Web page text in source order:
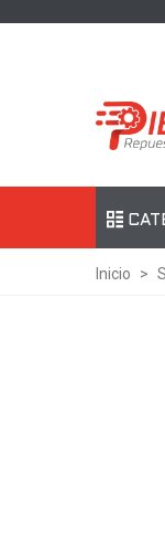
Inicio >